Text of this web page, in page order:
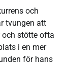
och
tvungen att
och stötte ofta
i en mer
för hans